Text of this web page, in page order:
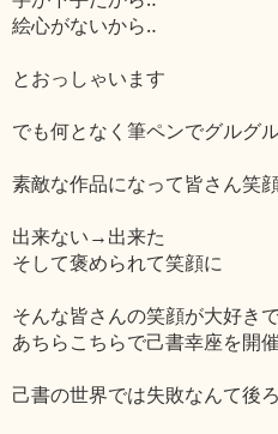
絵心がないから‥
とおっしゃいます
でも何となく筆ペンでグルグ
素敵な作品になって皆さん笑
出来ない→出来た
そして褒められて笑顔に
そんな皆さんの笑顔が大好き
あちらこちらで己書幸座を開
己書の世界では失敗なんて後